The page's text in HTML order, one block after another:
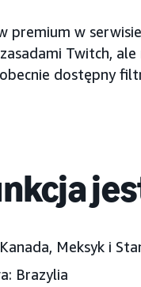
premium w
Twitch,
dostępny
Kanada, Meksyk i
Brazylia